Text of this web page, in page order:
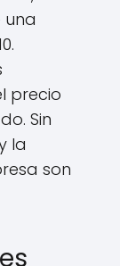
una
precio
Sin
la
son